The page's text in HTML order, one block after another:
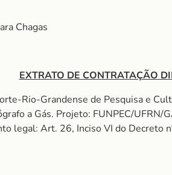
Chagas
EXTRATO DE CONTRATAÇÃO
Rio-Grandense de Pesquisa e
a Gás. Projeto: FUNPEC/
legal: Art. 26, Inciso VI do Decreto